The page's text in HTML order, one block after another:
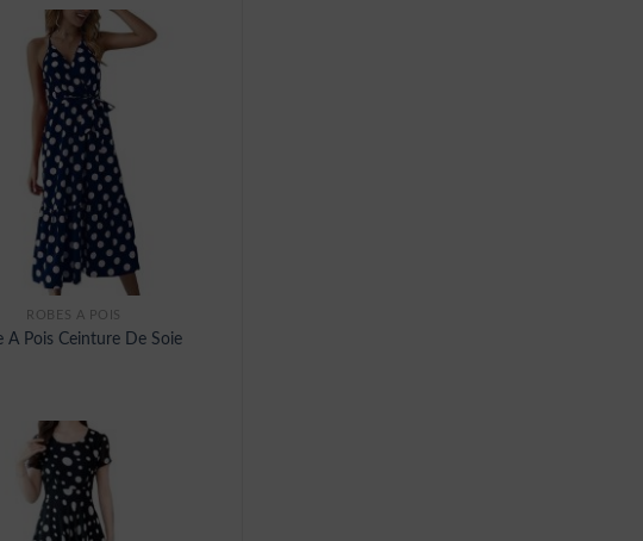
ROBES À POIS
A Pois Ceinture De Soie